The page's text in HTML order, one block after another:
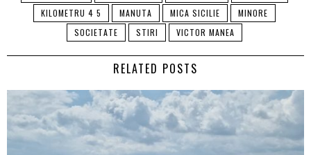
KILOMETRU 4 5
MANUTA MICA SICILIE
MINORE
SOCIETATE
STIRI VICTOR MANEA
RELATED POSTS